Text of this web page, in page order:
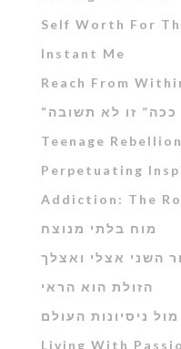
Self Worth For
Instant Me
Reach From
“ככה” זו לא תשובה
Teenage Rebellion
Perpetuating
Addiction: The
מוח בלתי מנוצח
השני אצלי ואצלך
הזולת הוא הראי
ניסיונות העולם
Living With